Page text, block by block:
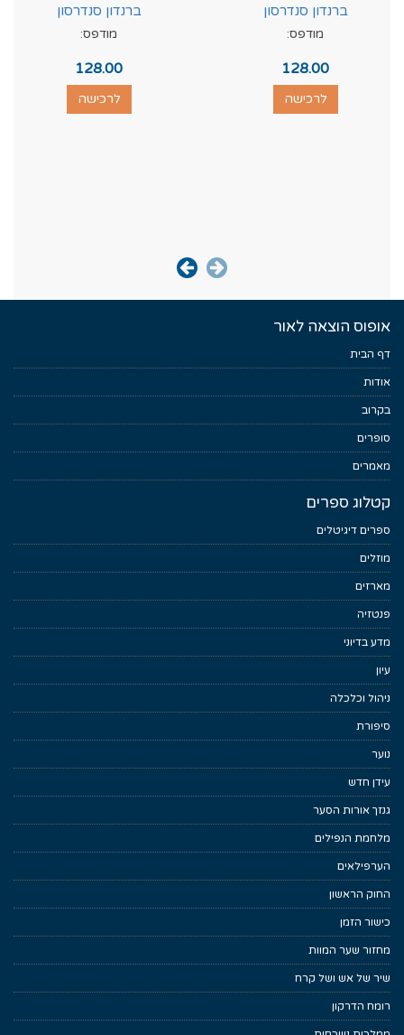
ברנדון סנדרסון
מודפס:
128.00
לרכישה
ברנדון סנדרסון
מודפס:
128.00
לרכישה
אופוס הוצאה לאור
דף הבית
אודות
בקרוב
סופרים
מאמרים
קטלוג ספרים
ספרים דיגיטלים
מוזלים
מארזים
פנטזיה
מדע בדיוני
עיון
ניהול וכלכלה
סיפורת
נוער
עידן חדש
גנזך אורות הסער
מלחמת הנפילים
הערפילאים
החוק הראשון
כישור הזמן
מחזור שער המוות
שיר של אש ושל קרח
רומח הדרקון